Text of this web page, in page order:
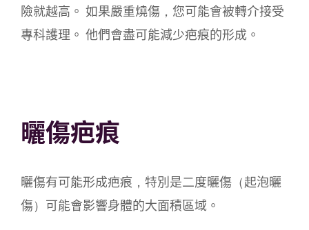
險就越高。 如果嚴重燒傷，您可能會被轉介接受
專科護理。 他們會盡可能減少疤痕的形成。
曬傷疤痕
曬傷有可能形成疤痕，特別是二度曬傷（起泡曬
傷）可能會影響身體的大面積區域。